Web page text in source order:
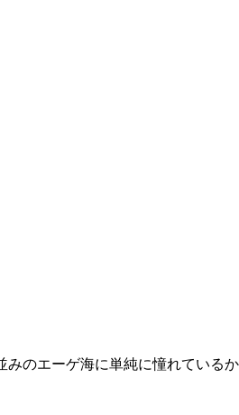
みのエーゲ海に単純に憧れているか